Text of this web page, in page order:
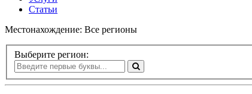
Статьи
Местонахождение: Все регионы
Выберите регион: